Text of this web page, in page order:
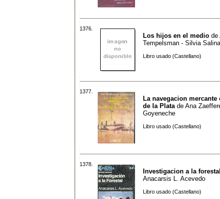
1376.
Los hijos en el medio de
Tempelsman - Silvia
Libro usado (Castellano)
1377.
La navegacion mercante
de la Plata de Ana
Goyeneche
Libro usado (Castellano)
1378.
Investigacion a la
Anacarsis L. Acevedo
Libro usado (Castellano)